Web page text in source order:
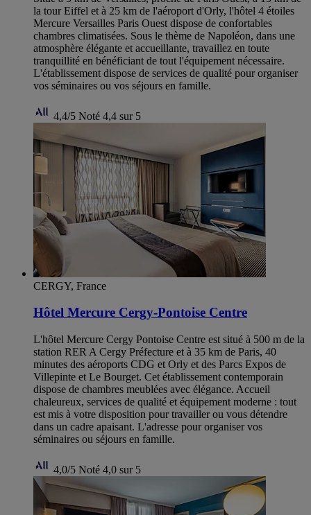
la tour Eiffel et à 25 km de l'aéroport d'Orly, l'hôtel 4 étoiles
Mercure Versailles Paris Ouest dispose de confortables
chambres climatisées. Sous le thème de Napoléon, dans une
atmosphère élégante et accueillante, travaillez en toute
tranquillité en bénéficiant de tout l'équipement nécessaire.
L'établissement dispose de services de qualité pour organiser
vos séminaires ou vos séjours en famille.
4,4/5 Noté 4,4 sur 5
CERGY, France
Hôtel Mercure Cergy-Pontoise Centre
L'hôtel Mercure Cergy Pontoise Centre est situé à 500 m de la
station RER A Cergy Préfecture et à 35 km de Paris, 40
minutes des aéroports CDG et Orly et des Parcs Expos de
Villepinte et Le Bourget. Cet établissement contemporain
dispose de chambres meublées avec élégance. Accueil
chaleureux, services de qualité et équipement moderne : tout
est mis à votre disposition pour travailler ou vous détendre
dans un cadre apaisant. L'adresse pour organiser vos
séminaires ou séjours en famille.
4,0/5 Noté 4,0 sur 5